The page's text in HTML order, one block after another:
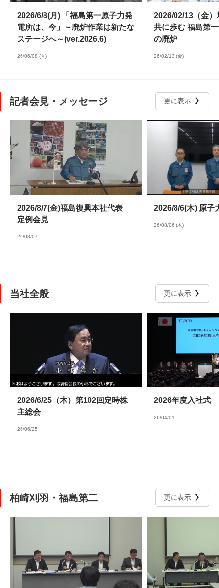
2026/6/8(月) 「福島第一原子力発
電所は、今」～廃炉作業は新たな
ステージへ～(ver.2026.6)
26/06/08 (月)
2026/02/13（金
共に歩む 福島第
の廃炉
26/02/13 (金)
記者会見・メッセージ 更に表示
2026/8/7(金)福島復興本社代表
定例会見
26/08/07
2026/8/6(木) 原子
26/08/06 (木)
当社全般 更に表示
2026/6/25（木）第102回定時株
主総会
26/06/25
2026年度入社式
26/04/01
柏崎刈羽・福島第二 更に表示